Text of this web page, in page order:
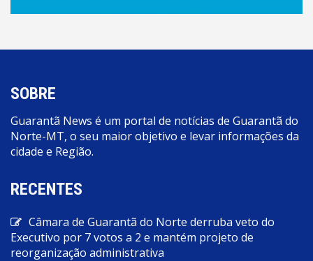
SOBRE
Guarantã News é um portal de notícias de Guarantã do
Norte-MT, o seu maior objetivo e levar informações da
cidade e Região.
RECENTES
Câmara de Guarantã do Norte derruba veto do
Executivo por 7 votos a 2 e mantém projeto de
reorganização administrativa